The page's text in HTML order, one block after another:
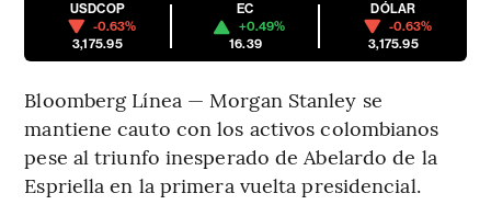
USDCOP
-0.63%
3,175.95
EC
+0.49%
16.39
DÓLAR
-0.63%
3,175.95
Bloomberg Línea — Morgan Stanley se
mantiene cauto con los activos colombianos
pese al triunfo inesperado de Abelardo de la
Espriella en la primera vuelta presidencial.